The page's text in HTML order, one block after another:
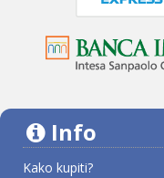
Info
Kako kupiti?